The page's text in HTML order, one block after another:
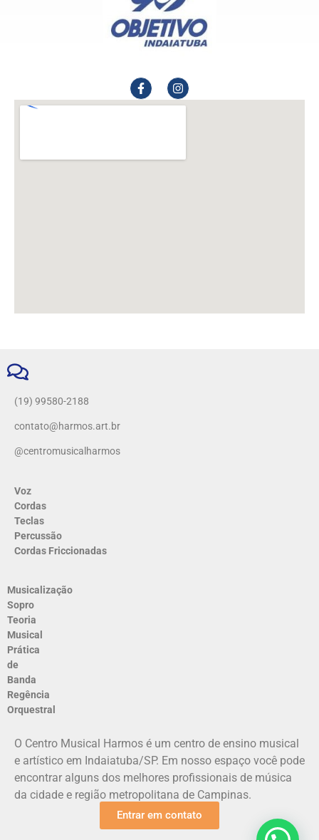
(19) 99580-2188
contato@harmos.art.br
@centromusicalharmos
Voz
Cordas
Teclas
Percussão
Cordas Friccionadas
Musicalização
Sopro
Teoria
Musical
Prática
de
Banda
Regência
Orquestral
O Centro Musical Harmos é um centro de ensino musical
e artístico em Indaiatuba/SP. Em nosso espaço você pode
encontrar alguns dos melhores profissionais de música
da cidade e região metropolitana de Campinas.
Entrar em contato